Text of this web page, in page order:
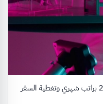
زمالة ICGEB لما بعد الدكتوراه 2026 براتب شهري وتغطية السفر